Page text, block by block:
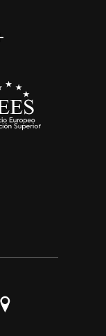
en YouTube
Encuéntranos en